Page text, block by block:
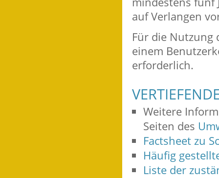
auf Verlangen
Für die
einem
erforderlich.
Weitere
Seiten des
Factsheet zu
Häufig
Liste der